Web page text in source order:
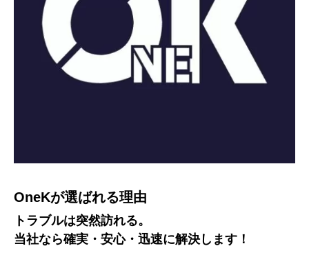
OneKが選ばれる理由
トラブルは突然訪れる。
当社なら確実・安心・迅速に解決します！
ロードサービス
安心とサポートを、いつでもどこでも。
万が一車両がトラブルに遭遇した場合、故障や事故を起こした場
サービス一覧
安心と信頼のカーライフを、
OneKにお任せください！
OneKではロードサービス以外にも自動車の販売、車検や点検、
修理、カスタマイズなど、車に関わるあらゆるサービスを取り扱